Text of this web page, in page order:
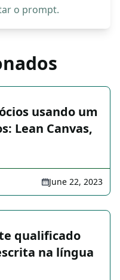
o prompt.
usando um
Lean Canvas,
June 22, 2023
qualificado
na língua